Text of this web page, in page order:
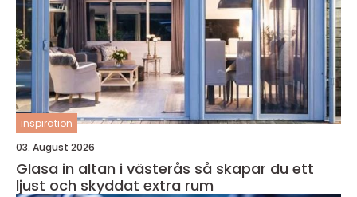
inspiration
03. August 2026
Glasa in altan i västerås så skapar du ett
ljust och skyddat extra rum